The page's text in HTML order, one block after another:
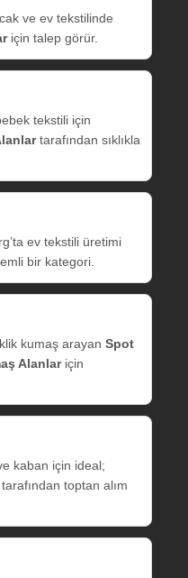
ve ev tekstilinde
için talep görür.
tekstili için
tarafından sıklıkla
ev tekstili üretimi
bir kategori.
kumaş arayan Spot
Alanlariçin
kaban için ideal;
toptan alım